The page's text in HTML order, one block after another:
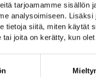
tarjoamamme sisällön
analysoimiseen.
tietoja siitä, miten käytät
tai joita on kerätty, kun
дикарь
Впервые
появление
дикарей
дикаря был